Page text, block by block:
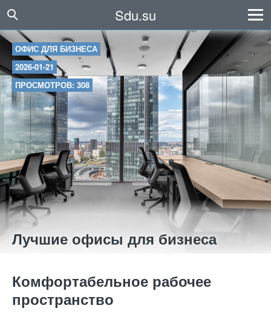
Sdu.su
ОФИС ДЛЯ БИЗНЕСА
2026-01-21
ПРОСМОТРОВ: 308
Лучшие офисы для бизнеса
Комфортабельное рабочее
пространство